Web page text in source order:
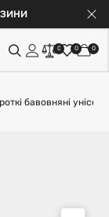
0 0 0
бавовняні